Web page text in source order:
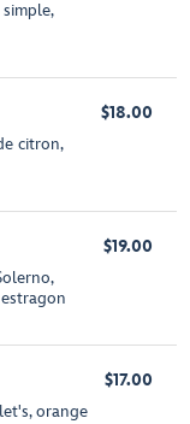
citron,
$18.00
$19.00
orange
$17.00